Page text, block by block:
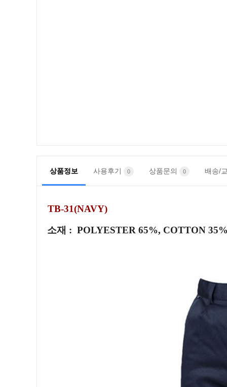
상품정보 사용후기 0 상품문의 0 배송/
TB-31(NAVY)
소재 : POLYESTER 65%, COTTON